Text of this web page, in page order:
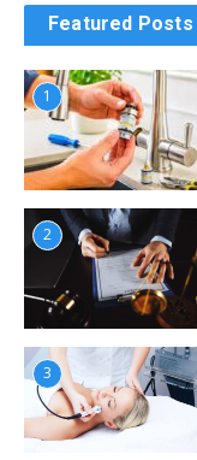
Featured Posts
1
2
3